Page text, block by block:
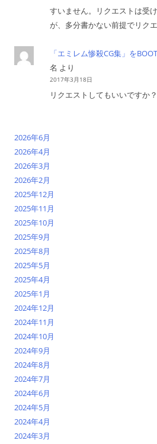
すいません。リクエストは受
が、多分書かない前提でリク
「エミレム惨殺CG集」を
名 より
2017年3月18日
リクエストしてもいいですか？
2026年6月
2026年4月
2026年3月
2026年2月
2025年12月
2025年11月
2025年10月
2025年9月
2025年8月
2025年5月
2025年4月
2025年1月
2024年12月
2024年11月
2024年10月
2024年9月
2024年8月
2024年7月
2024年6月
2024年5月
2024年4月
2024年3月